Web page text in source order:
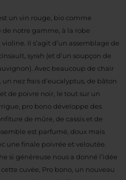
un vin rouge, bio comme
de notre gamme, à la robe
Il s’agit d’un assemblage de
syrah (et d’un soupçon de
Avec beaucoup de chair
nez frais d’eucalyptus, de bâton
de poivre noir, le tout sur un
pro bono développe des
de mûre, de cassis et de
est parfumé, doux mais
une finale poivrée et veloutée.
si généreuse nous a donné l’idée
cuvée, Pro bono, un nouveau